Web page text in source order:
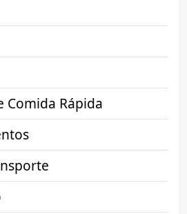
Comida Rápida